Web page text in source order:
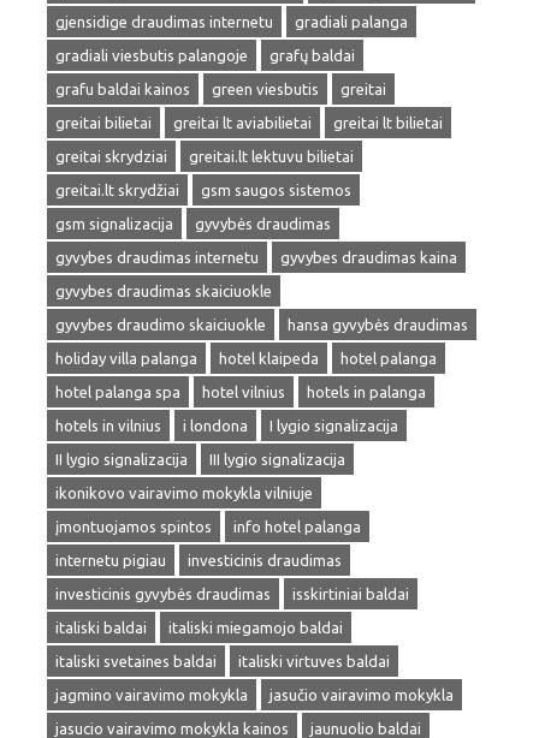
gjensidige draudimas internetu
gradiali palanga
gradiali viesbutis palangoje
grafų baldai
grafu baldai kainos
green viesbutis
greitai
greitai bilietai
greitai lt aviabilietai
greitai lt bilietai
greitai skrydziai
greitai.lt lektuvu bilietai
greitai.lt skrydžiai
gsm saugos sistemos
gsm signalizacija
gyvybės draudimas
gyvybes draudimas internetu
gyvybes draudimas kaina
gyvybes draudimas skaiciuokle
gyvybes draudimo skaiciuokle
hansa gyvybės draudimas
holiday villa palanga
hotel klaipeda
hotel palanga
hotel palanga spa
hotel vilnius
hotels in palanga
hotels in vilnius
i londona
I lygio signalizacija
II lygio signalizacija
III lygio signalizacija
ikonikovo vairavimo mokykla vilniuje
įmontuojamos spintos
info hotel palanga
internetu pigiau
investicinis draudimas
investicinis gyvybės draudimas
isskirtiniai baldai
italiski baldai
italiski miegamojo baldai
italiski svetaines baldai
italiski virtuves baldai
jagmino vairavimo mokykla
jasučio vairavimo mokykla
jasucio vairavimo mokykla kainos
jaunuolio baldai